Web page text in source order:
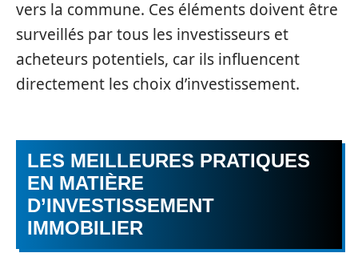
vers la commune. Ces éléments doivent être
surveillés par tous les investisseurs et
acheteurs potentiels, car ils influencent
directement les choix d’investissement.
LES MEILLEURES PRATIQUES
EN MATIÈRE
D’INVESTISSEMENT
IMMOBILIER